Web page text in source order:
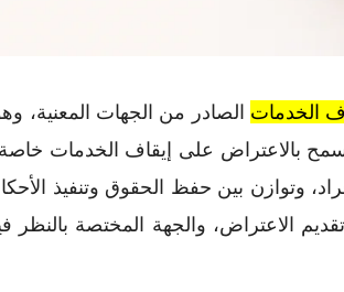
الخدمات الصادر من الجهات المعنية،
بالاعتراض على إيقاف الخدمات
وتوازن بين حفظ الحقوق
والجهة المختصة بالنظر